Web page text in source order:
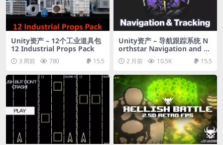
Unity资产 – 12个工业道具包
12 Industrial Props Pack
3 周前 780 15.5
Unity资产 – 导航跟踪系统 N
orthstar Navigation and Tr
acking System (Compass,
Radar, Screen & Edge Overl
ay)
2 月前 10.5K 15.5